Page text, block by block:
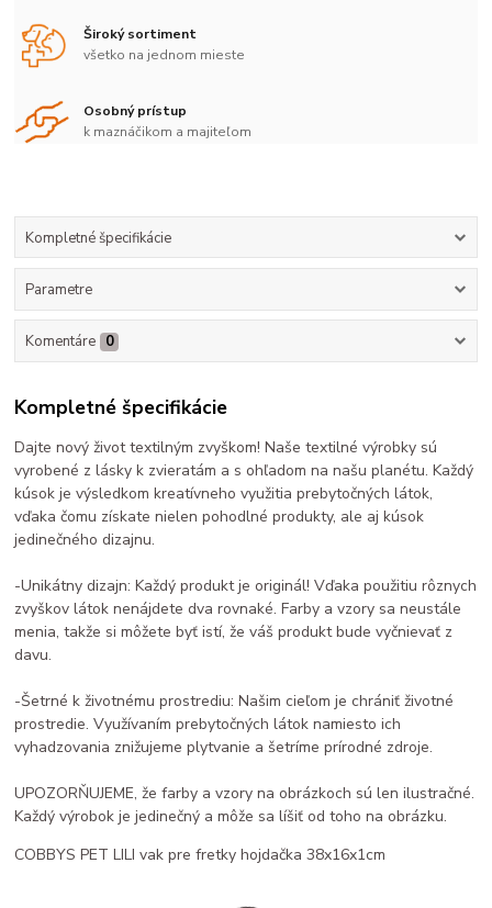
Široký sortiment
všetko na jednom mieste
Osobný prístup
k maznáčikom a majiteľom
Kompletné špecifikácie
Parametre
Komentáre 0
Kompletné špecifikácie
Dajte nový život textilným zvyškom! Naše textilné výrobky sú
vyrobené z lásky k zvieratám a s ohľadom na našu planétu. Každý
kúsok je výsledkom kreatívneho využitia prebytočných látok,
vďaka čomu získate nielen pohodlné produkty, ale aj kúsok
jedinečného dizajnu.
-Unikátny dizajn: Každý produkt je originál! Vďaka použitiu rôznych
zvyškov látok nenájdete dva rovnaké. Farby a vzory sa neustále
menia, takže si môžete byť istí, že váš produkt bude vyčnievať z
davu.
-Šetrné k životnému prostrediu: Našim cieľom je chrániť životné
prostredie. Využívaním prebytočných látok namiesto ich
vyhadzovania znižujeme plytvanie a šetríme prírodné zdroje.
UPOZORŇUJEME, že farby a vzory na obrázkoch sú len ilustračné.
Každý výrobok je jedinečný a môže sa líšiť od toho na obrázku.
COBBYS PET LILI vak pre fretky hojdačka 38x16x1cm